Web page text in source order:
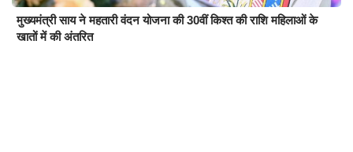
मुख्यमंत्री साय ने महतारी वंदन योजना की 30वीं किश्त की राशि महिलाओं के
खातों में की अंतरित